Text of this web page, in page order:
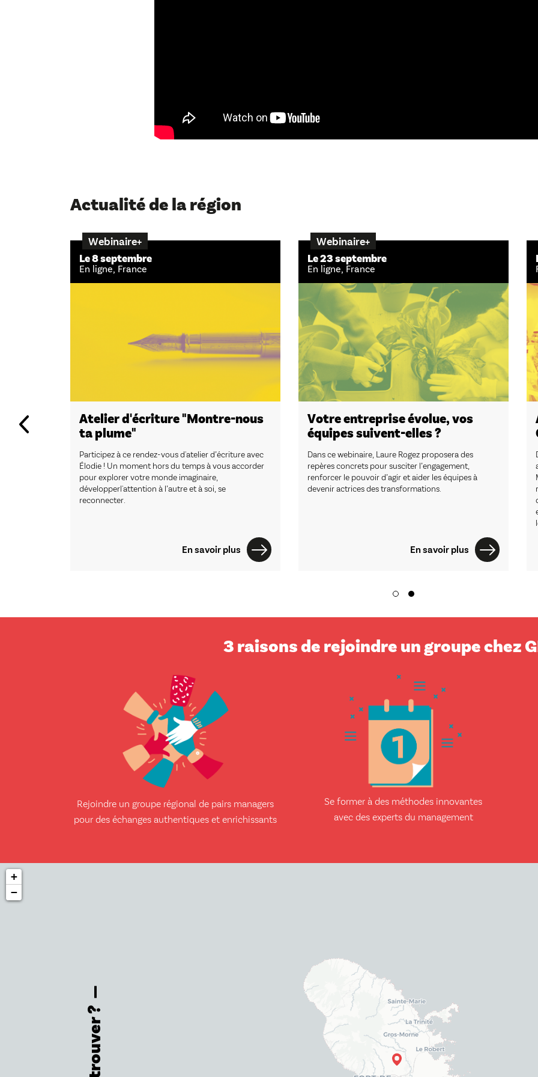
Actualité de la région
Webinaire+
Le 8 septembre
En ligne, France
Atelier d'écriture "Montre-nous
ta plume"
Participez à ce rendez-vous d'atelier d’écriture avec
Élodie ! Un moment hors du temps à vous accorder
pour explorer votre monde imaginaire,
développerl'attention à l’autre et à soi, se
reconnecter.
En savoir plus
Webinaire+
Le 23 septembre
En ligne, France
Votre entreprise évolue, vos
équipes suivent-elles ?
Dans ce webinaire, Laure Rogez proposera des
repères concrets pour susciter l’engagement,
renforcer le pouvoir d’agir et aider les équipes à
devenir actrices des transformations.
En savoir plus
3 raisons de rejoindre un groupe chez
Rejoindre un groupe régional de pairs managers
pour des échanges authentiques et enrichissants
Se former à des méthodes innovantes
avec des experts du management
+
−